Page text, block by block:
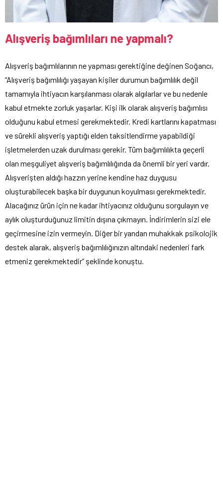
Alışveriş bağımlıları ne yapmalı?
Alışveriş bağımlılarının ne yapması gerektiğine değinen Soğancı,
“Alışveriş bağımlılığı yaşayan kişiler durumun bağımlılık değil
tamamıyla ihtiyacın karşılanması olarak algılarlar ve bu nedenle
kabul etmekte zorluk yaşarlar. Kişi ilk olarak alışveriş bağımlısı
olduğunu kabul etmesi gerekmektedir. Kredi kartlarını kapatması
ve sürekli alışveriş yaptığı elden taksitlendirme yapabildiği
işletmelerden uzak durulması gerekir. Tüm bağımlılıkta geçerli
olan meşguliyet alışveriş bağımlılığında da önemli bir yeri vardır.
Alışverişten aldığı hazzın yerine kendine haz duygusu
oluşturabilecek başka bir duygunun koyulması gerekmektedir.
Alacağınız ürün için ne kadar ihtiyacınız olduğunu sorgulayın ve
aylık oluşturduğunuz limitin dışına çıkmayın. İndirimlerin sizi ele
geçirmesine izin vermeyin. Diğer bir yandan muhakkak psikolojik
destek alarak, alışveriş bağımlılığınızın altındaki nedenleri fark
etmeniz gerekmektedir” şeklinde konuştu.